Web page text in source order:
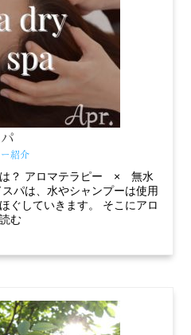
紹介
は？ アロマテラピー × 無水
パは、水やシャンプーは使用
ぐしていきます。 そこにアロ
む